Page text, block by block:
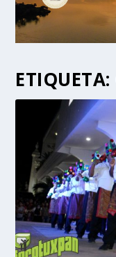
ETIQUETA: